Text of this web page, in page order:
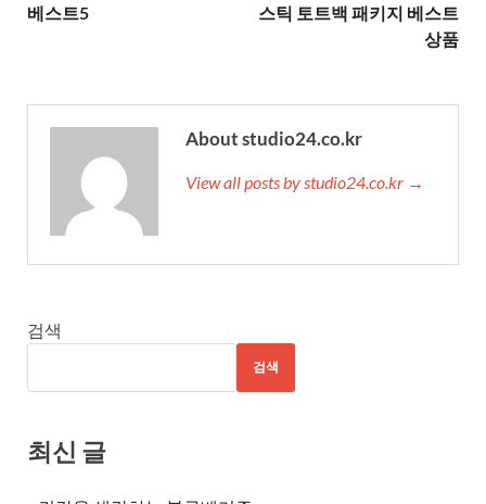
베스트5
스틱 토트백 패키지 베스트
상품
About studio24.co.kr
View all posts by studio24.co.kr →
검색
검색
최신 글